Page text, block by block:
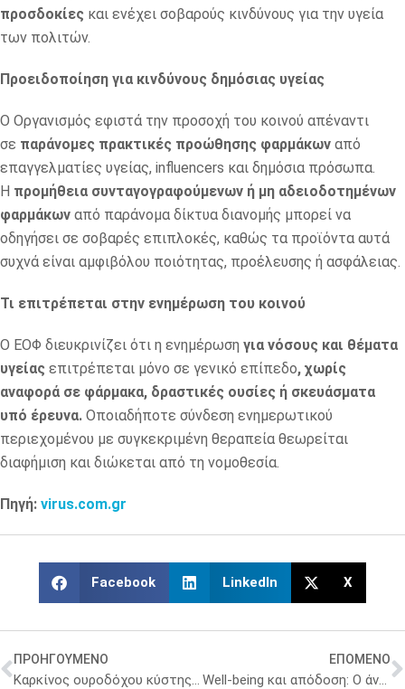
προσδοκίες και ενέχει σοβαρούς κινδύνους για την υγεία
των πολιτών.
Προειδοποίηση για κινδύνους δημόσιας υγείας
Ο Οργανισμός εφιστά την προσοχή του κοινού απέναντι
σε παράνομες πρακτικές προώθησης φαρμάκων από
επαγγελματίες υγείας, influencers και δημόσια πρόσωπα.
Η προμήθεια συνταγογραφούμενων ή μη αδειοδοτημένων
φαρμάκων από παράνομα δίκτυα διανομής μπορεί να
οδηγήσει σε σοβαρές επιπλοκές, καθώς τα προϊόντα αυτά
συχνά είναι αμφιβόλου ποιότητας, προέλευσης ή ασφάλειας.
Τι επιτρέπεται στην ενημέρωση του κοινού
Ο ΕΟΦ διευκρινίζει ότι η ενημέρωση για νόσους και θέματα
υγείας επιτρέπεται μόνο σε γενικό επίπεδο, χωρίς
αναφορά σε φάρμακα, δραστικές ουσίες ή σκευάσματα
υπό έρευνα. Οποιαδήποτε σύνδεση ενημερωτικού
περιεχομένου με συγκεκριμένη θεραπεία θεωρείται
διαφήμιση και διώκεται από τη νομοθεσία.
Πηγή: virus.com.gr
Facebook LinkedIn X
ΠΡΟΗΓΟΥΜΕΝΟ
Καρκίνος ουροδόχου κύστης: Υπό έγκριση νέο θεραπευτικό σχήμα δίνει ελπίδα στους ασθενείς
ΕΠΟΜΕΝΟ
Well-being και απόδοση: Ο άνθρωπος στο επίκεντρο της σύγχρονης εργασίας